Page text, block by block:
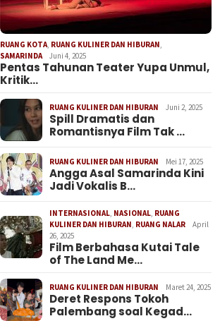
RUANG KOTA RUANG KULINER DAN HIBURAN
SAMARINDA
Juni 4, 2025
Pentas Tahunan Teater Yupa Unmul,
Kritik…
RUANG KULINER DAN HIBURAN Juni 2, 2025
Spill Dramatis dan
Romantisnya Film Tak …
RUANG KULINER DAN HIBURAN Mei 17, 2025
Angga Asal Samarinda Kini
Jadi Vokalis B…
INTERNASIONAL NASIONAL RUANG
KULINER DAN HIBURAN RUANG NALAR
April
26, 2025
Film Berbahasa Kutai Tale
of The Land Me…
RUANG KULINER DAN HIBURAN Maret 24, 2025
Deret Respons Tokoh
Palembang soal Kegad…